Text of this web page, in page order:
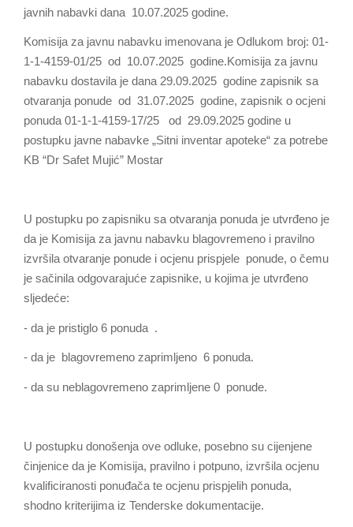
javnih nabavki dana 10.07.2025 godine.
Komisija za javnu nabavku imenovana je Odlukom broj: 01-
1-1-4159-01/25 od 10.07.2025 godine.Komisija za javnu
nabavku dostavila је dana 29.09.2025 godine zapisnik sa
otvaranja ponude od 31.07.2025 godine, zapisnik o ocjeni
ponuda 01-1-1-4159-17/25 od 29.09.2025 godine u
postupku javne nabavke „Sitni inventar apoteke“ za potrebe
KB “Dr Safet Mujić” Mostar
U postupku pо zapisniku sa otvaranja ponuda је utvrđeno je
dа је Komisija za javnu nabavku blagovremeno i pravilno
izvršila оtvaranje ponude i оcjenu prispjele ponude, o čemu
je sačinila оdgovarajuće zapisnike, u kojima je utvrđeno
sljedeće:
- da je pristiglo 6 ponuda .
- da je blagovremeno zaprimljeno 6 ponuda.
- da su neblagovremeno zaprimljene 0 ponude.
U postupku donošenja ove odluke, posebno su cijenjene
činjenice da je Komisija, pravilno i potpuno, izvršila ocjenu
kvalificiranosti ponuđača tе оcjenu prispjelih ponuda,
shodno kriterijima iz Tenderske dokumentacije.